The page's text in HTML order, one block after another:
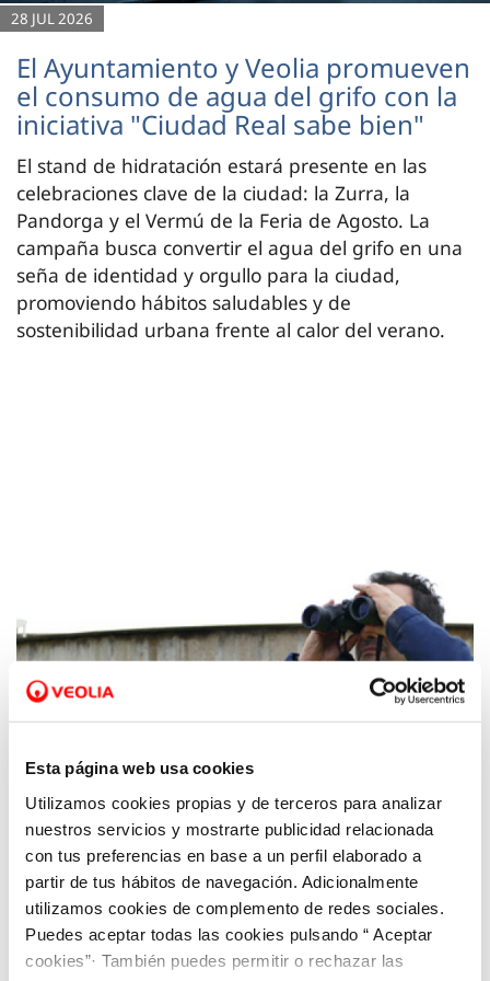
Esta página web usa cookies
Utilizamos cookies propias y de terceros para analizar
nuestros servicios y mostrarte publicidad relacionada
con tus preferencias en base a un perfil elaborado a
partir de tus hábitos de navegación. Adicionalmente
utilizamos cookies de complemento de redes sociales.
Puedes aceptar todas las cookies pulsando “ Aceptar
cookies”· También puedes permitir o rechazar las
28 JUL 2026
El Ayuntamiento y Veolia promueven
el consumo de agua del grifo con la
iniciativa "Ciudad Real sabe bien"
El stand de hidratación estará presente en las
celebraciones clave de la ciudad: la Zurra, la
Pandorga y el Vermú de la Feria de Agosto. La
campaña busca convertir el agua del grifo en una
seña de identidad y orgullo para la ciudad,
promoviendo hábitos saludables y de
sostenibilidad urbana frente al calor del verano.
07 NOV 2018
Aquona celebra el Día Mundial de la
Biodiversidad Biológica con más de 2.400
observaciones de cerca de 60 especies
distintas de aves